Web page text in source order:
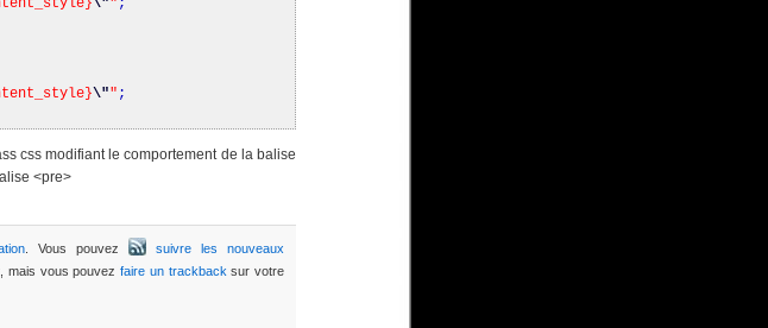
\"" ;
\"" ;
css modifiant le comportement de la balise
<pre>
. Vous pouvez
suivre les nouveaux
mais vous pouvezfaire un trackback sur votre